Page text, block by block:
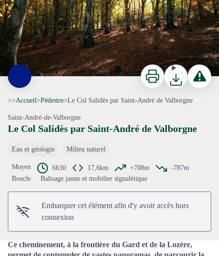
Voir l'image en plein écran
ImprimerTéléchargerSignaler
>>Accueil>Pédestre>Le Col Salidès par Saint-André de Valborgne
Saint-André-de-Valborgne
Le Col Salidès par Saint-André de Valborgne
Eau et géologie Milieu naturel
Moyen 6h30 17,6km +788m
-787m
Boucle
Balisage jaune et mobilier signalétique
Embarquer cet élément afin d'y avoir accès hors
connexion
Ce cheminement, à la frontière du Gard et de la Lozère,